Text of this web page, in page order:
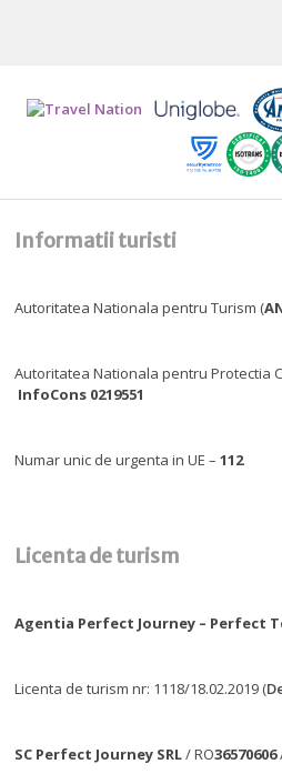
Informatii turisti
Autoritatea Nationala pentru Turism (
Autoritatea Nationala pentru Protectia
InfoCons 0219551
Numar unic de urgenta in UE –112
Licenta de turism
Agentia Perfect Journey – Perfect
Licenta de turism nr: 1118/18.02.2019 (
SC Perfect Journey SRL/ RO36570606